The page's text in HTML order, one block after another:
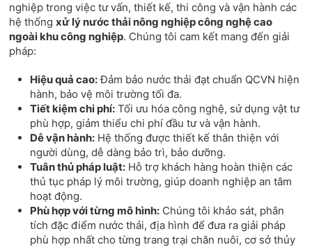
nghiệp trong việc tư vấn, thiết kế, thi công và vận hành các
hệ thốngxử lý nước thải nông nghiệp công nghệ cao
ngoài khu công nghiệp. Chúng tôi cam kết mang đến giải
pháp:
Hiệu quả cao:Đảm bảo nước thải đạt chuẩn QCVN hiện
hành, bảo vệ môi trường tối đa.
Tiết kiệm chi phí: Tối ưu hóa công nghệ, sử dụng vật tư
phù hợp, giảm thiểu chi phí đầu tư và vận hành.
Dễ vận hành: Hệ thống được thiết kế thân thiện với
người dùng, dễ dàng bảo trì, bảo dưỡng.
Tuân thủ pháp luật: Hỗ trợ khách hàng hoàn thiện các
thủ tục pháp lý môi trường, giúp doanh nghiệp an tâm
hoạt động.
Phù hợp với từng mô hình: Chúng tôi khảo sát, phân
tích đặc điểm nước thải, địa hình để đưa ra giải pháp
phù hợp nhất cho từng trang trại chăn nuôi, cơ sở thủy